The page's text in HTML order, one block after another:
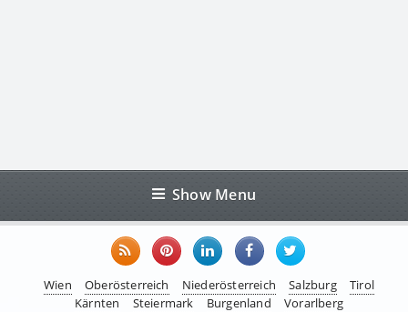
Show Menu
Wien Oberösterreich Niederösterreich Salzburg
Tirol
Kärnten
Steiermark Burgenland Vorarlberg